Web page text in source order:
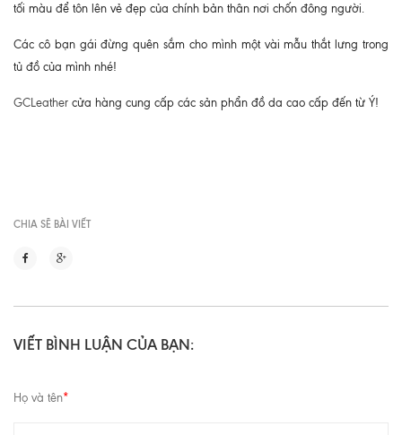
tối màu để tôn lên vẻ đẹp của chính bản thân nơi chốn đông người.
Các cô bạn gái đừng quên sắm cho mình một vài mẫu thắt lưng trong
tủ đồ của mình nhé!
GCLeather cửa hàng cung cấp các sản phẩn đồ da cao cấp đến từ Ý!
CHIA SẼ BÀI VIẾT
VIẾT BÌNH LUẬN CỦA BẠN:
Họ và tên*